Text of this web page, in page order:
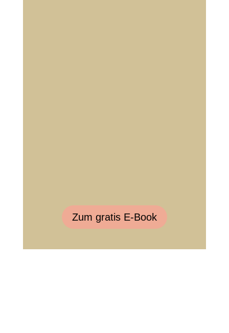
Zum gratis E-Book